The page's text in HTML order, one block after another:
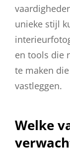
unieke stijl
en tools die
te maken
vastleggen.
Welke